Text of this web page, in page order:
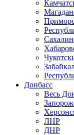
Донбасс
Весь
ЛНР
ДНР